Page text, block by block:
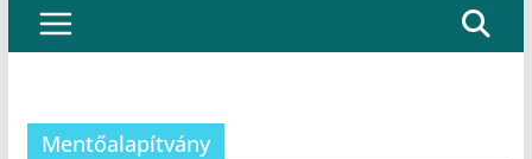
Mentőalapítvány